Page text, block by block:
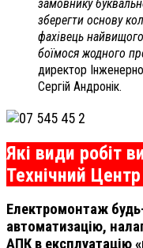
замовнику
зберегти основу
фахівець
боїмося жодного
директор
Сергій Андронік.
Які види робіт
Технічний
Електромонтаж
автоматизацію,
АПК в експлуатацію